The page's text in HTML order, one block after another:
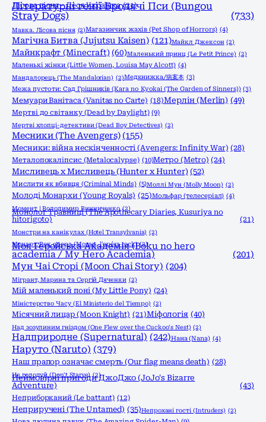
Лісова пісня - Леся Українка (21)
Літературні генії Бродячі Пси (Bungou
Stray Dogs)
(733)
Мавка. Лісова пісня (2)Магазинчик жахів (Pet Shop of Horrors) (4)
Магічна Битва (Jujutsu Kaisen) (121)Майкл Джексон (2)
Майнкрафт (Minecraft) (60)Маленький принц (Le Petit Prince) (2)
Маленькі жінки (Little Women, Louisa May Alcott) (4)
Мандалорець (The Mandalorian) (2)Медкнижка/病案本 (3)
Межа пустоти: Сад Грішників (Kara no Kyokai (The Garden of Sinners)) (3)
Мемуари Ванітаса (Vanitas no Carte) (18)Мерлін (Merlin) (49)
Мертві до світанку (Dead by Daylight) (9)
Мертві хлопці-детективи (Dead Boy Detectives) (2)
Месники (The Avengers) (155)
Месники: війна нескінченності (Avengers: Infinity War) (28)
Металопокаліпсис (Metalocalypse) (10)Метро (Metro) (24)
Мисливець х Мисливець (Hunter x Hunter) (52)
Мислити як вбивця (Criminal Minds) (5)Моллі Мун (Molly Moon) (2)
Молоді Монархи (Young Royals) (25)Мольфар (телесеріал) (4)
Момент | Володимир Винниченко (2)
Монолог Травниці (The Apothecary Diaries, Kusuriya no
hitorigoto)
(21)
Монстри на канікулах (Hotel Transylvania) (2)
Моцарт. Рок опера (Mozart, l'opéra rock) (2)
Моя Геройська Академія (Boku no hero
academia / My Hero Academia)
(201)
Мун Чаі Сторі (Moon Chai Story) (204)
Мігрант, Марина та Сергій Дяченки (2)
Мій маленький поні (My Little Pony) (24)
Міністерство Часу (El Ministerio del Tiempo) (2)
Місячний лицар (Moon Knight) (21)Міфологія (40)
Над зозулиним гніздом (One Flew over the Cuckoo's Nest) (2)
Надприродне (Supernatural) (242)Нана (Nana) (4)
Наруто (Naruto) (379)
Наш прапор означає смерть (Our flag means death) (28)
Не голодуй (Don't Starve) (2)
Неймовірні пригоди ДжоДжо (JoJo's Bizarre
Adventure)
(43)
Неприборканий (Le battant) (12)
Неприручені (The Untamed) (35)Непрохані гості (Intruders) (2)